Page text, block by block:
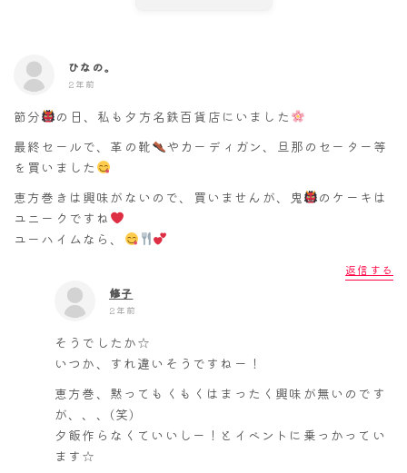
ひなの。
2年前
節分
の日、私も夕方名鉄百貨店にいました
最終セールで、革の靴
やカーディガン、旦那のセーター等
を買いました
恵方巻きは興味がないので、買いませんが、鬼
のケーキは
ユニークですね
ユーハイムなら、
返信する
修子
2年前
そうでしたか☆
いつか、すれ違いそうですねー！
恵方巻、黙ってもくもくはまったく興味が無いのです
が、、、(笑)
夕飯作らなくていいしー！とイベントに乗っかってい
ます☆